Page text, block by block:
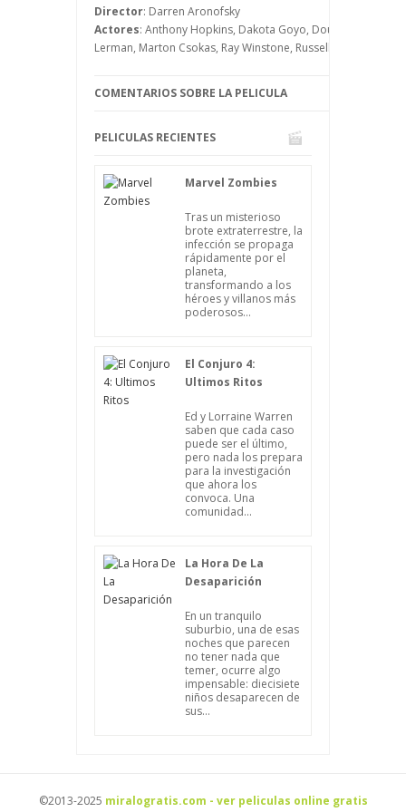
del diluvio que viene.
Director: Darren Aronofsky
Actores: Anthony Hopkins, Dakota Goyo, Douglas Booth,
Lerman, Marton Csokas, Ray Winstone, Russell Crowe
COMENTARIOS SOBRE LA PELICULA
PELICULAS RECIENTES
Marvel Zombies
Tras un misterioso
brote extraterrestre, la
infección se propaga
rápidamente por el
planeta,
transformando a los
héroes y villanos más
poderosos...
El Conjuro 4:
Ultimos Ritos
Ed y Lorraine Warren
saben que cada caso
puede ser el último,
pero nada los prepara
para la investigación
que ahora los
convoca. Una
comunidad...
La Hora De La
Desaparición
En un tranquilo
suburbio, una de esas
noches que parecen
no tener nada que
temer, ocurre algo
impensable: diecisiete
niños desaparecen de
sus...
©2013-2025 miralogratis.com - ver peliculas online gratis